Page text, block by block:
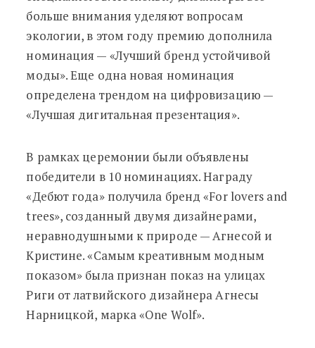
больше внимания уделяют вопросам
экологии, в этом году премию дополнила
номинация — «Лучший бренд устойчивой
моды». Еще одна новая номинация
определена трендом на цифровизацию —
«Лучшая дигитальная презентация».
В рамках церемонии были объявлены
победители в 10 номинациях. Награду
«Дебют года» получила бренд «For lovers and
trees», созданный двумя дизайнерами,
неравнодушными к природе — Агнесой и
Кристине. «Самым креативным модным
показом» была признан показ на улицах
Риги от латвийского дизайнера Агнесы
Нарницкой, марка «One Wolf».